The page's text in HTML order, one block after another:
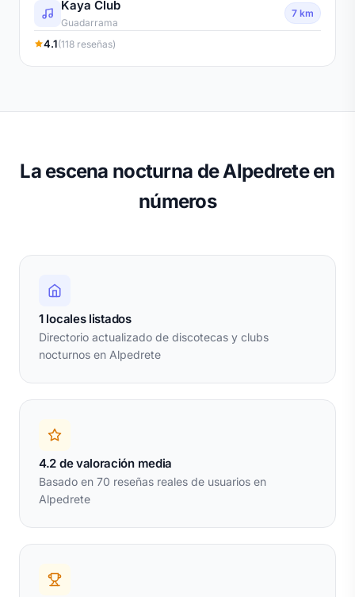
Kaya Club
Guadarrama
7 km
4.1(118 reseñas)
La escena nocturna de Alpedrete en
números
1 locales listados
Directorio actualizado de discotecas y clubs
nocturnos en Alpedrete
4.2 de valoración media
Basado en 70 reseñas reales de usuarios en
Alpedrete